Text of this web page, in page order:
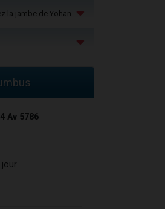
la jambe de Yohan
Av 5786
jour